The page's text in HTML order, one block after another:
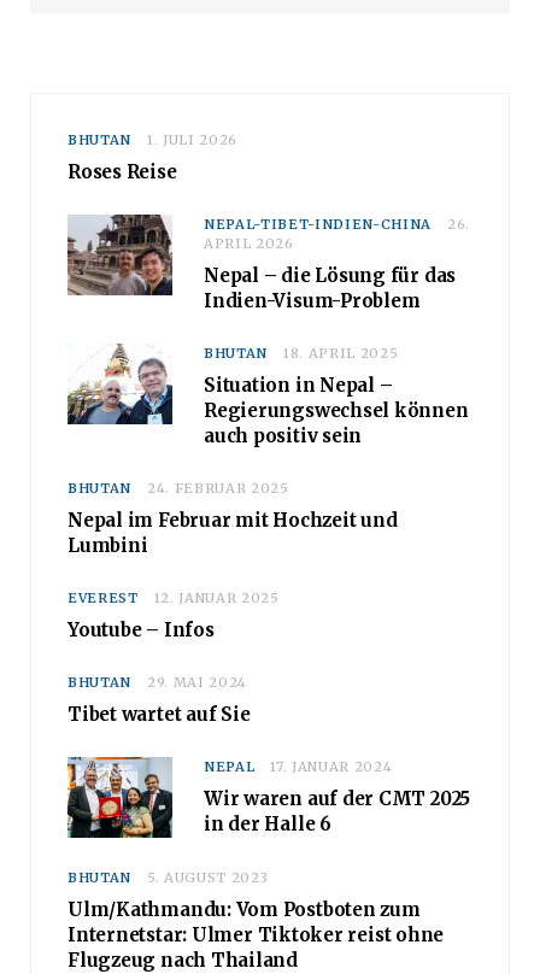
BHUTAN 1. JULI 2026
Roses Reise
NEPAL-TIBET-INDIEN-CHINA
26.
APRIL 2026
Nepal – die Lösung für das
Indien-Visum-Problem
BHUTAN 18. APRIL 2025
Situation in Nepal –
Regierungswechsel können
auch positiv sein
BHUTAN 24. FEBRUAR 2025
Nepal im Februar mit Hochzeit und
Lumbini
EVEREST 12. JANUAR 2025
Youtube – Infos
BHUTAN 29. MAI 2024
Tibet wartet auf Sie
NEPAL 17. JANUAR 2024
Wir waren auf der CMT 2025
in der Halle 6
BHUTAN 5. AUGUST 2023
Ulm/Kathmandu: Vom Postboten zum
Internetstar: Ulmer Tiktoker reist ohne
Flugzeug nach Thailand